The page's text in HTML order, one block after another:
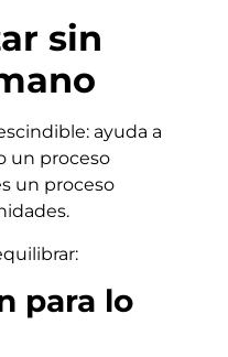
sin
ayuda a
un proceso
un proceso
para lo